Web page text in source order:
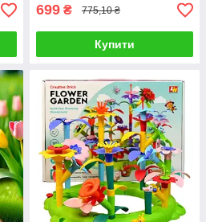
699 ₴ 775,10 ₴
Купити